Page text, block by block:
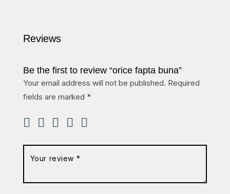
Reviews
Be the first to review “orice fapta buna”
Your email address will not be published. Required
fields are marked *